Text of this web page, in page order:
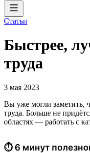
Статьи
Быстрее,
труда
3 мая 2023
Вы уже могли заметить,
труда. Больше не
областях — работать с
⏱ 6 минут